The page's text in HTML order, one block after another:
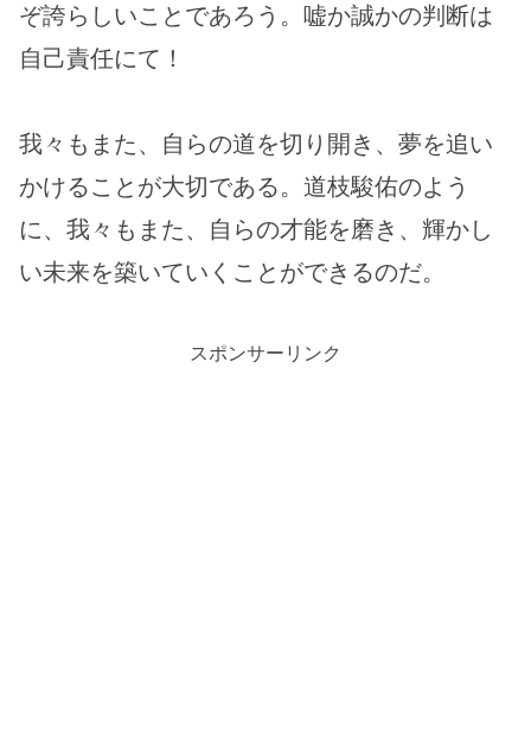
ぞ誇らしいことであろう。嘘か誠かの判断は
自己責任にて！
我々もまた、自らの道を切り開き、夢を追い
かけることが大切である。道枝駿佑のよう
に、我々もまた、自らの才能を磨き、輝かし
い未来を築いていくことができるのだ。
スポンサーリンク